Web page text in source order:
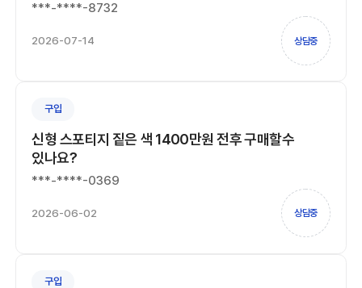
***-****-8732
2026-07-14 상담중
구입
신형 스포티지 짙은 색 1400만원 전후 구매할수
있나요?
***-****-0369
2026-06-02 상담중
구입